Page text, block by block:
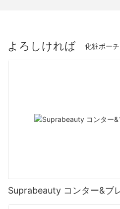
よろしければ 化粧ポーチ
Suprabeauty コンター&ブ